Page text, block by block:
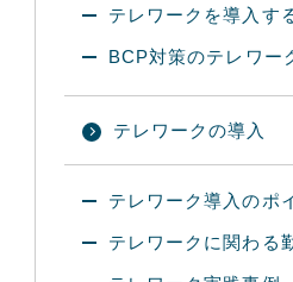
テレワークを導入す
BCP対策のテレワー
テレワークの導入
テレワーク導入のポ
テレワークに関わる